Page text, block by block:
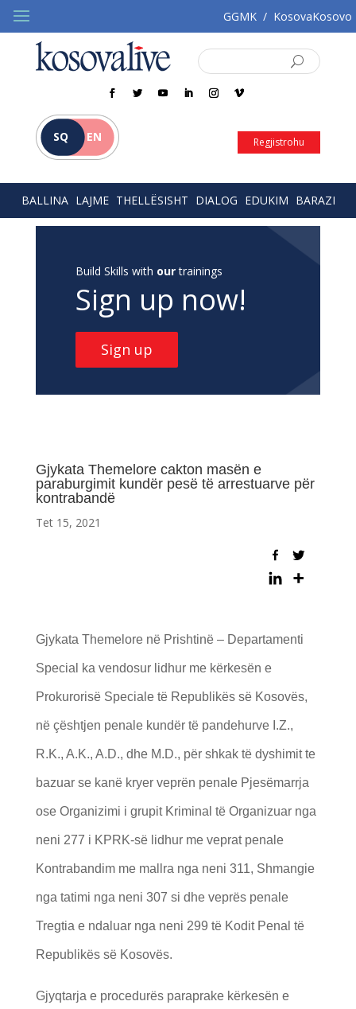
GGMK / KosovaKosovo
SQ EN Regjistrohu
BALLINA LAJME THELLËSISHT DIALOG EDUKIM BARAZI
Build Skills with ourtrainings
Sign up now!
Sign up
Gjykata Themelore cakton masën e
paraburgimit kundër pesë të arrestuarve për
kontrabandë
Tet 15, 2021
Gjykata Themelore në Prishtinë – Departamenti
Special ka vendosur lidhur me kërkesën e
Prokurorisë Speciale të Republikës së Kosovës,
në çështjen penale kundër të pandehurve I.Z.,
R.K., A.K., A.D., dhe M.D., për shkak të dyshimit te
bazuar se kanë kryer veprën penale Pjesëmarrja
ose Organizimi i grupit Kriminal të Organizuar nga
neni 277 i KPRK-së lidhur me veprat penale
Kontrabandim me mallra nga neni 311, Shmangie
nga tatimi nga neni 307 si dhe veprës penale
Tregtia e ndaluar nga neni 299 të Kodit Penal të
Republikës së Kosovës.
Gjyqtarja e procedurës paraprake kërkesën e